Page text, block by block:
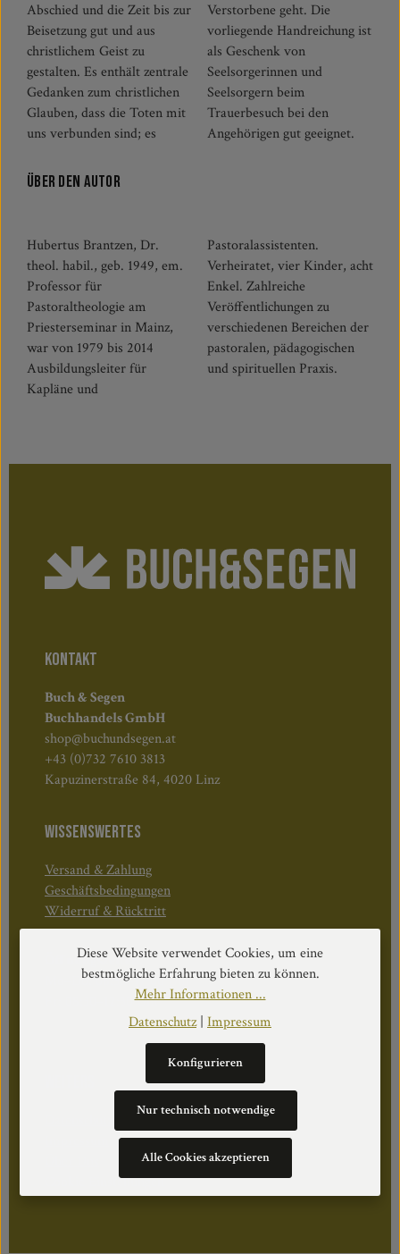
Abschied und die Zeit bis zur
Beisetzung gut und aus
christlichem Geist zu
gestalten. Es enthält zentrale
Gedanken zum christlichen
Glauben, dass die Toten mit
uns verbunden sind; es
Verstorbene geht. Die
vorliegende Handreichung ist
als Geschenk von
Seelsorgerinnen und
Seelsorgern beim
Trauerbesuch bei den
Angehörigen gut geeignet.
Über den Autor
Hubertus Brantzen, Dr.
theol. habil., geb. 1949, em.
Professor für
Pastoraltheologie am
Priesterseminar in Mainz,
war von 1979 bis 2014
Ausbildungsleiter für
Kapläne und
Pastoralassistenten.
Verheiratet, vier Kinder, acht
Enkel. Zahlreiche
Veröffentlichungen zu
verschiedenen Bereichen der
pastoralen, pädagogischen
und spirituellen Praxis.
KONTAKT
Buch & Segen
Buchhandels GmbH
shop@buchundsegen.at
+43 (0)732 7610 3813
Kapuzinerstraße 84, 4020 Linz
WISSENSWERTES
Versand & Zahlung
Geschäftsbedingungen
Widerruf & Rücktritt
Öffnungszeiten:
Mo–Do: 08:30–17:00 Uhr
Fr: 08:30–12:30 Uhr
Cookie Einstellungen
Diese Website verwendet Cookies, um eine
bestmögliche Erfahrung bieten zu können.
Mehr Informationen ...
Datenschutz| Impressum
Nur technisch notwendige
Konfigurieren
Alle Cookies akzeptieren